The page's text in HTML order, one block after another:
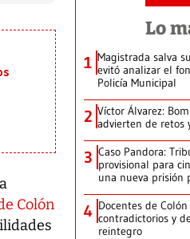
Colón
Lo
1 Magistrada salva
evitó analizar el
Policía Municipal
2 Víctor Álvarez:
advierten de retos
3 Caso Pandora:
provisional para
una nueva prisión
4 Docentes de
contradictorios y
reintegro